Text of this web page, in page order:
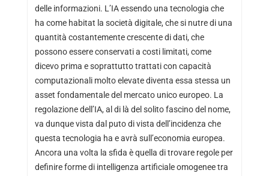
delle informazioni. L’IA essendo una tecnologia che
ha come habitat la società digitale, che si nutre di una
quantità costantemente crescente di dati, che
possono essere conservati a costi limitati, come
dicevo prima e soprattutto trattati con capacità
computazionali molto elevate diventa essa stessa un
asset fondamentale del mercato unico europeo. La
regolazione dell’IA, al di là del solito fascino del nome,
va dunque vista dal puto di vista dell’incidenza che
questa tecnologia ha e avrà sull’economia europea.
Ancora una volta la sfida è quella di trovare regole per
definire forme di intelligenza artificiale omogenee tra